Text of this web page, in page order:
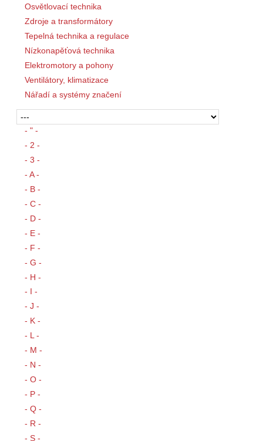
Osvětlovací technika
Zdroje a transformátory
Tepelná technika a regulace
Nízkonapěťová technika
Elektromotory a pohony
Ventilátory, klimatizace
Nářadí a systémy značení
- " -
- 2 -
- 3 -
- A -
- B -
- C -
- D -
- E -
- F -
- G -
- H -
- I -
- J -
- K -
- L -
- M -
- N -
- O -
- P -
- Q -
- R -
- S -